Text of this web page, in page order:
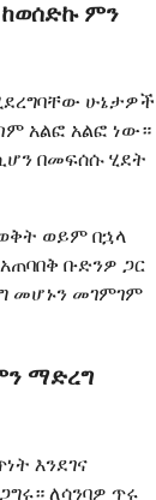
ምን
ሁኔታዎች
አልፎ አልፎ ነው።
በመፍሰሱ ሂደት
ወይም በኋላ
ቡድንዎ ጋር
መሆኑን መገምገም
ማድረግ
እንደገና
ለሳንባዎ ጥሩ